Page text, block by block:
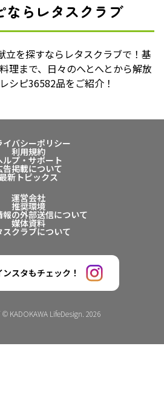
ならレタスクラブ
立を探すならレタスクラブで！基
理まで、日々のへとへとから解放
シピ36582品をご紹介！
イバシーポリシー
利用規約
ルプ・サポート
告掲載について
最新トピックス
運営会社
推奨環境
報の外部送信について
媒体資料
スクラブについて
スタもチェック！
KADOKAWA LifeDesign. 2026